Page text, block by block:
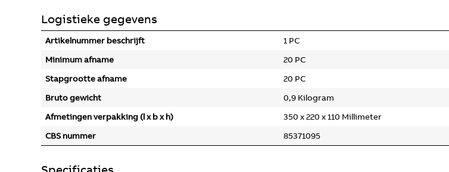
Logistieke gegevens
Artikelnummer beschrijft
1 PC
Minimum afname
20 PC
Stapgrootte afname
20 PC
Bruto gewicht
0,9 Kilogram
Afmetingen verpakking (l x b x h)
350 x 220 x 110 Millimeter
CBS nummer
85371095